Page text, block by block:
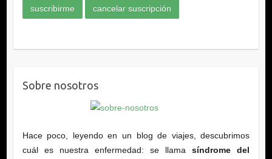
Sobre nosotros
Hace poco, leyendo en un blog de viajes, descubrimos
cuál es nuestra enfermedad: se llamasíndrome del